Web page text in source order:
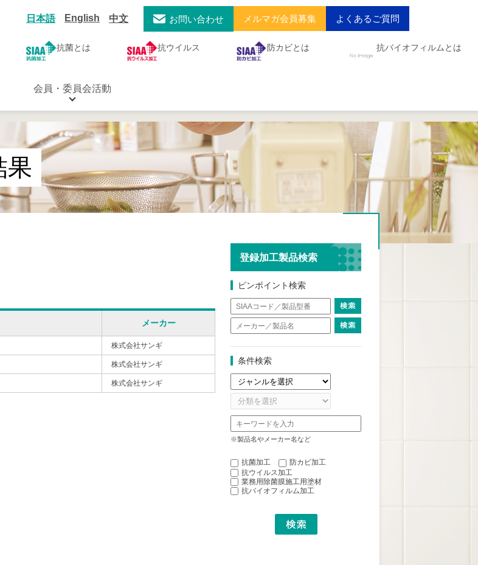
日本語 English 中文 お問い合わせ メルマガ会員募集 よくあるご質問
抗菌とは 抗ウイルス 防カビとは 抗バイオフィルムとは
会員・委員会活動
果
メーカー
株式会社サンギ
株式会社サンギ
株式会社サンギ
登録加工製品検索
ピンポイント検索
条件検索
※製品名やメーカー名など
抗菌加工
防カビ加工
抗ウイルス加工
業務用除菌膜施工用塗材
抗バイオフィルム加工